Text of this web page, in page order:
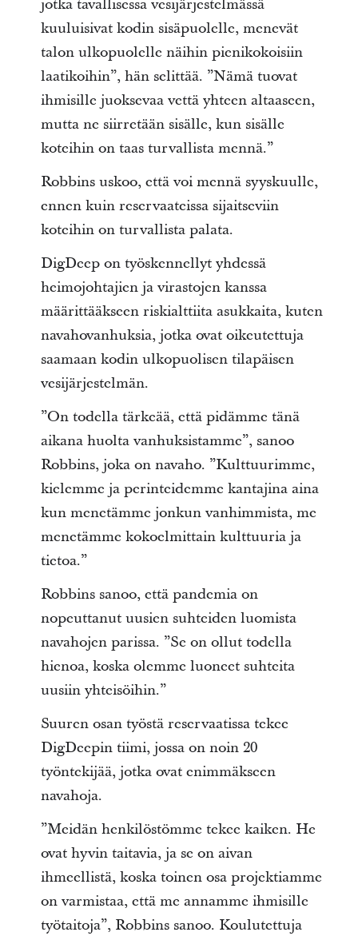
jotka tavallisessa vesijärjestelmässä
kuuluisivat kodin sisäpuolelle, menevät
talon ulkopuolelle näihin pienikokoisiin
laatikoihin”, hän selittää. ”Nämä tuovat
ihmisille juoksevaa vettä yhteen altaaseen,
mutta ne siirretään sisälle, kun sisälle
koteihin on taas turvallista mennä.”
Robbins uskoo, että voi mennä syyskuulle,
ennen kuin reservaateissa sijaitseviin
koteihin on turvallista palata.
DigDeep on työskennellyt yhdessä
heimojohtajien ja virastojen kanssa
määrittääkseen riskialttiita asukkaita, kuten
navahovanhuksia, jotka ovat oikeutettuja
saamaan kodin ulkopuolisen tilapäisen
vesijärjestelmän.
”On todella tärkeää, että pidämme tänä
aikana huolta vanhuksistamme”, sanoo
Robbins, joka on navaho. ”Kulttuurimme,
kielemme ja perinteidemme kantajina aina
kun menetämme jonkun vanhimmista, me
menetämme kokoelmittain kulttuuria ja
tietoa.”
Robbins sanoo, että pandemia on
nopeuttanut uusien suhteiden luomista
navahojen parissa. ”Se on ollut todella
hienoa, koska olemme luoneet suhteita
uusiin yhteisöihin.”
Suuren osan työstä reservaatissa tekee
DigDeepin tiimi, jossa on noin 20
työntekijää, jotka ovat enimmäkseen
navahoja.
”Meidän henkilöstömme tekee kaiken. He
ovat hyvin taitavia, ja se on aivan
ihmeellistä, koska toinen osa projektiamme
on varmistaa, että me annamme ihmisille
työtaitoja”, Robbins sanoo. Koulutettuja